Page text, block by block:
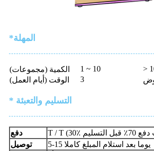
*المهلة
الكمية (مجموعات) 1 ~ 10
>
الوقت (أيام العمل)
3
* التسليم والتعبئة
دفع
توصيل
5-15 يوما بعد استلام المبلغ كاملا